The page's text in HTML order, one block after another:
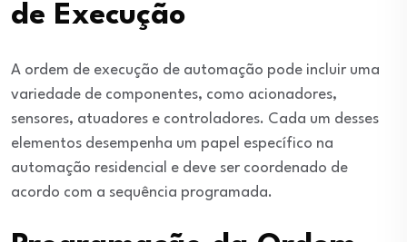
de Execução
A ordem de execução de automação pode incluir uma
variedade de componentes, como acionadores,
sensores, atuadores e controladores. Cada um desses
elementos desempenha um papel específico na
automação residencial e deve ser coordenado de
acordo com a sequência programada.